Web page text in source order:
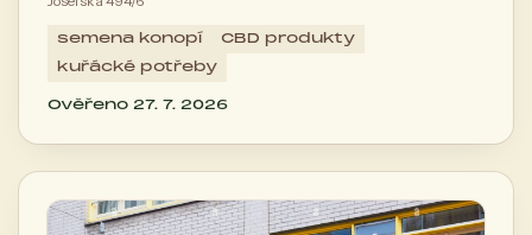
semena konopí
CBD produkty
kuřácké potřeby
Ověřeno 27. 7. 2026